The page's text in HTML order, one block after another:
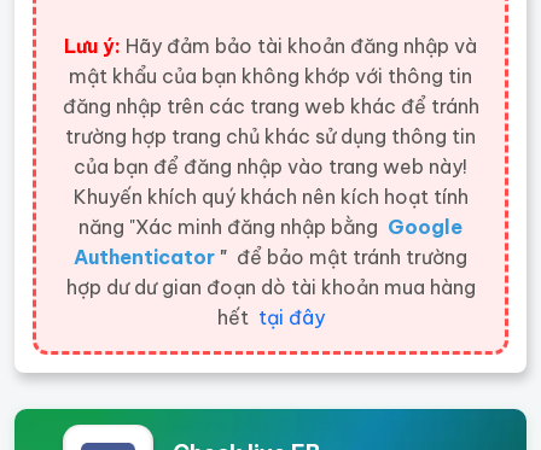
Lưu ý: Hãy đảm bảo tài khoản đăng nhập và
mật khẩu của bạn không khớp với thông tin
đăng nhập trên các trang web khác để tránh
trường hợp trang chủ khác sử dụng thông tin
của bạn để đăng nhập vào trang web này!
Khuyến khích quý khách nên kích hoạt tính
năng "Xác minh đăng nhập bằng Google
Authenticator " để bảo mật tránh trường
hợp dư dư gian đoạn dò tài khoản mua hàng
hết tại đây